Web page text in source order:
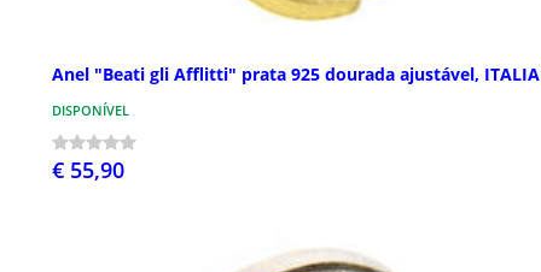
Anel "Beati gli Afflitti" prata 925 dourada ajustável,
DISPONÍVEL
€ 55,90